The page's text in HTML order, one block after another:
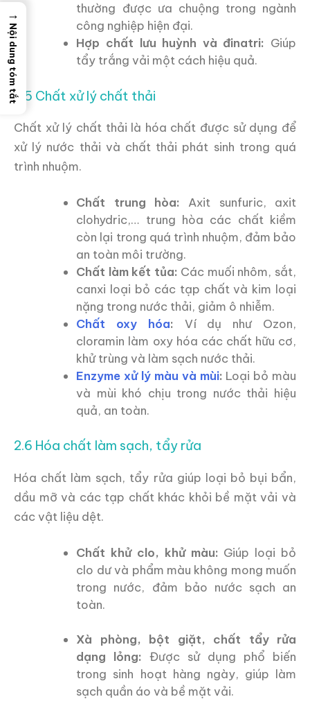
thường được ưa chuộng trong ngành
công nghiệp hiện đại.
Hợp chất lưu huỳnh và đinatri: Giúp
tẩy trắng vải một cách hiệu quả.
2.5 Chất xử lý chất thải
Chất xử lý chất thải là hóa chất được sử dụng để
xử lý nước thải và chất thải phát sinh trong quá
trình nhuộm.
Chất trung hòa: Axit sunfuric, axit
clohydric,… trung hòa các chất kiềm
còn lại trong quá trình nhuộm, đảm bảo
an toàn môi trường.
Chất làm kết tủa: Các muối nhôm, sắt,
canxi loại bỏ các tạp chất và kim loại
nặng trong nước thải, giảm ô nhiễm.
Chất oxy hóa: Ví dụ như Ozon,
cloramin làm oxy hóa các chất hữu cơ,
khử trùng và làm sạch nước thải.
Enzyme xử lý màu và mùi: Loại bỏ màu
và mùi khó chịu trong nước thải hiệu
quả, an toàn.
2.6 Hóa chất làm sạch, tẩy rửa
Hóa chất làm sạch, tẩy rửa giúp loại bỏ bụi bẩn,
dầu mỡ và các tạp chất khác khỏi bề mặt vải và
các vật liệu dệt.
Chất khử clo, khử màu: Giúp loại bỏ
clo dư và phẩm màu không mong muốn
trong nước, đảm bảo nước sạch an
toàn.
Xà phòng, bột giặt, chất tẩy rửa
dạng lỏng: Được sử dụng phổ biến
trong sinh hoạt hàng ngày, giúp làm
sạch quần áo và bề mặt vải.
→
Nội dung tóm tắt